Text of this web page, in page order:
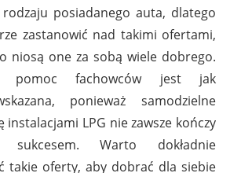
posiadanego auta, dlatego
zastanowić nad takimi ofertami,
niosą one za sobą wiele dobrego.
pomoc fachowców jest jak
ponieważ samodzielne
instalacjami LPG nie zawsze kończy
Warto dokładnie
takie oferty, aby dobrać dla siebie